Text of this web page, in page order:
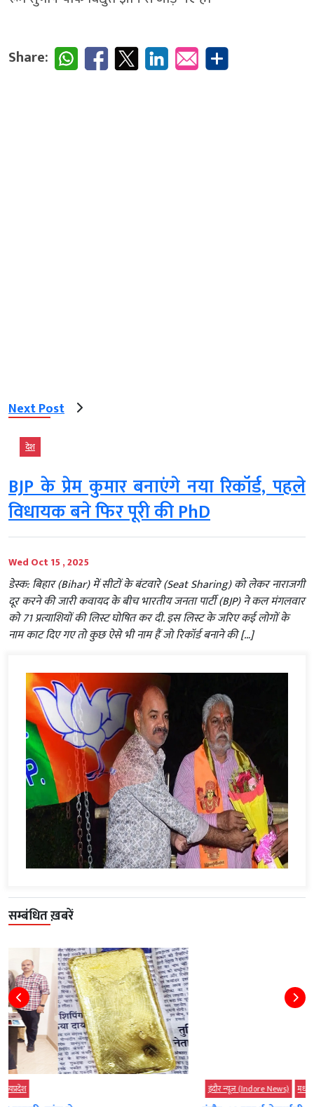
Share:
Next Post
देश
BJP के प्रेम कुमार बनाएंगे नया रिकॉर्ड, पहले
विधायक बने फिर पूरी की PhD
Wed Oct 15 , 2025
डेस्क: बिहार (Bihar) में सीटों के बंटवारे (Seat Sharing) को लेकर नाराजगी
दूर करने की जारी कवायद के बीच भारतीय जनता पार्टी (BJP) ने कल मंगलवार
को 71 प्रत्याशियों की लिस्ट घोषित कर दी. इस लिस्ट के जरिए कई लोगों के
नाम काट दिए गए तो कुछ ऐसे भी नाम हैं जो रिकॉर्ड बनाने की […]
सम्बंधित ख़बरें
इंदौर न्यूज़ (Indore News)